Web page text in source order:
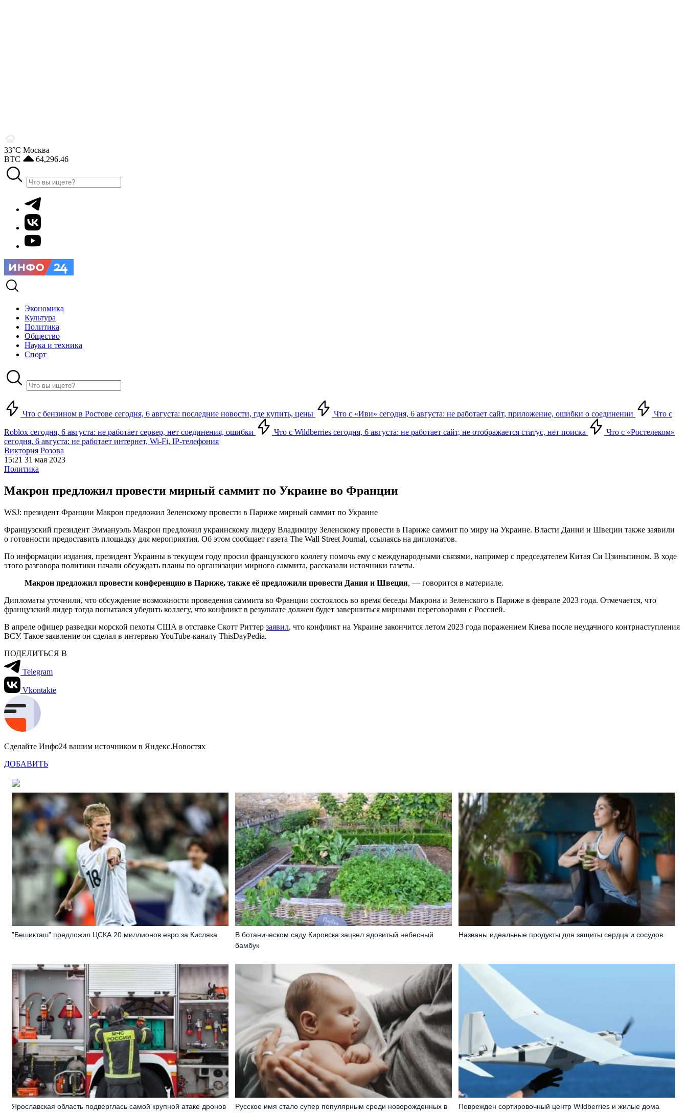
33°С Москва
BTC
64,296.46
Экономика
Культура
Политика
Общество
Наука и техника
Спорт
Что с бензином в Ростове сегодня, 6 августа: последние новости, где купить, цены Что с «Иви» сегодня, 6 августа: не работает сайт, приложение, ошибки о соединении Что с
Roblox сегодня, 6 августа: не работает сервер, нет соединения, ошибки Что с Wildberries сегодня, 6 августа: не работает сайт, не отображается статус, нет поиска
Что с «Ростелеком»
сегодня, 6 августа: не работает интернет, Wi-Fi, IP-телефония
Виктория Розова
15:21 31 мая 2023
Политика
Макрон предложил провести мирный саммит по Украине во Франции
WSJ: президент Франции Макрон предложил Зеленскому провести в Париже мирный саммит по Украине
Французский президент Эммануэль Макрон предложил украинскому лидеру Владимиру Зеленскому провести в Париже саммит по миру на Украине. Власти Дании и Швеции также заявили
о готовности предоставить площадку для мероприятия. Об этом сообщает газета The Wall Street Journal, ссылаясь на дипломатов.
По информации издания, президент Украины в текущем году просил французского коллегу помочь ему с международными связями, например с председателем Китая Си Цзиньпином. В ходе
этого разговора политики начали обсуждать планы по организации мирного саммита, рассказали источники газеты.
Макрон предложил провести конференцию в Париже, также её предложили провести Дания и Швеция, — говорится в материале.
Дипломаты уточнили, что обсуждение возможности проведения саммита во Франции состоялось во время беседы Макрона и Зеленского в Париже в феврале 2023 года. Отмечается, что
французский лидер тогда попытался убедить коллегу, что конфликт в результате должен будет завершиться мирными переговорами с Россией.
В апреле офицер разведки морской пехоты США в отставке Скотт Риттер заявил, что конфликт на Украине закончится летом 2023 года поражением Киева после неудачного контрнаступления
ВСУ. Такое заявление он сделал в интервью YouTube-каналу ThisDayPedia.
ПОДЕЛИТЬСЯ В
Telegram
Vkontakte
Сделайте Инфо24 вашим источником в Яндекс.Новостях
ДОБАВИТЬ
"Бешикташ" предложил ЦСКА 20 миллионов евро за Кисляка
В ботаническом саду Кировска зацвел ядовитый небесный
бамбук
Названы идеальные продукты для защиты сердца и сосудов
Ярославская область подверглась самой крупной атаке дронов
Русское имя стало супер популярным среди новорожденных в
Поврежден сортировочный центр Wildberries и жилые дома